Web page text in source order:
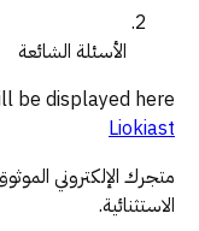
الأسئلة الشائعة
be displayed here.
Liokiast
متجرك الإلكتروني
الاستثنائية.